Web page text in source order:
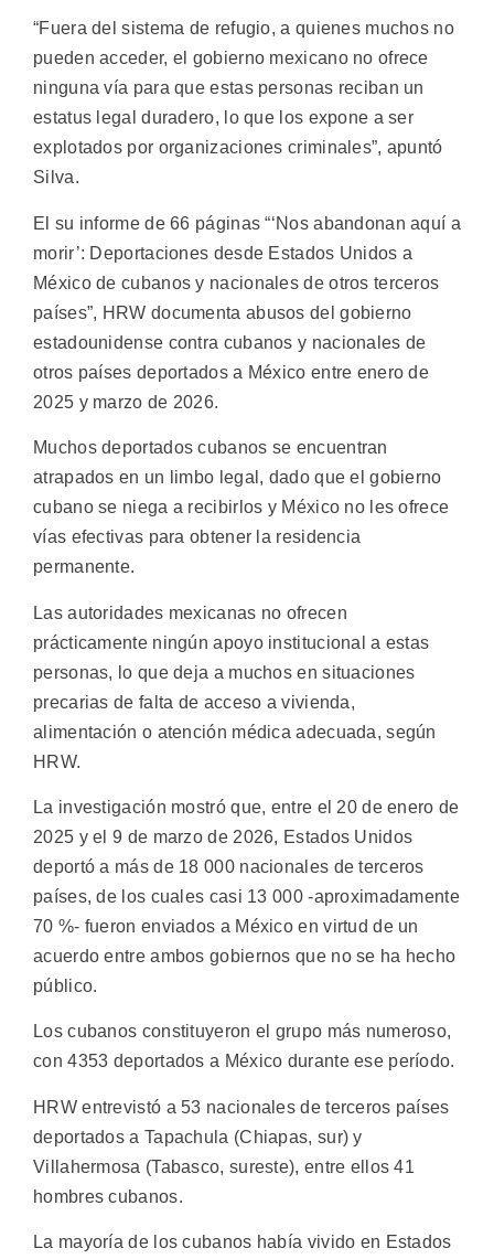
“Fuera del sistema de refugio, a quienes muchos no
pueden acceder, el gobierno mexicano no ofrece
ninguna vía para que estas personas reciban un
estatus legal duradero, lo que los expone a ser
explotados por organizaciones criminales”, apuntó
Silva.
El su informe de 66 páginas “‘Nos abandonan aquí a
morir’: Deportaciones desde Estados Unidos a
México de cubanos y nacionales de otros terceros
países”, HRW documenta abusos del gobierno
estadounidense contra cubanos y nacionales de
otros países deportados a México entre enero de
2025 y marzo de 2026.
Muchos deportados cubanos se encuentran
atrapados en un limbo legal, dado que el gobierno
cubano se niega a recibirlos y México no les ofrece
vías efectivas para obtener la residencia
permanente.
Las autoridades mexicanas no ofrecen
prácticamente ningún apoyo institucional a estas
personas, lo que deja a muchos en situaciones
precarias de falta de acceso a vivienda,
alimentación o atención médica adecuada, según
HRW.
La investigación mostró que, entre el 20 de enero de
2025 y el 9 de marzo de 2026, Estados Unidos
deportó a más de 18 000 nacionales de terceros
países, de los cuales casi 13 000 -aproximadamente
70 %- fueron enviados a México en virtud de un
acuerdo entre ambos gobiernos que no se ha hecho
público.
Los cubanos constituyeron el grupo más numeroso,
con 4353 deportados a México durante ese período.
HRW entrevistó a 53 nacionales de terceros países
deportados a Tapachula (Chiapas, sur) y
Villahermosa (Tabasco, sureste), entre ellos 41
hombres cubanos.
La mayoría de los cubanos había vivido en Estados